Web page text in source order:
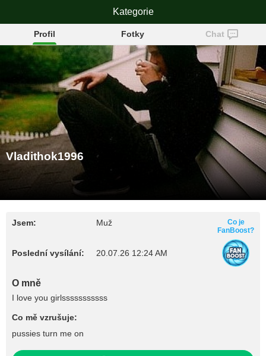
Vladithok1996
Profil Fotky Chat
Vladithok1996
Jsem: Muž
Poslední vysílání: 20.07.26 12:24 AM
Co je
FanBoost?
O mně
I love you girlsssssssssss
Co mě vzrušuje:
pussies turn me on
Kategorie